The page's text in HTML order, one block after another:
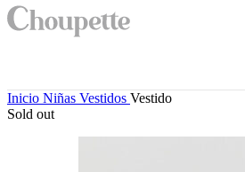
Inicio Niñas Vestidos Vestido
Sold out